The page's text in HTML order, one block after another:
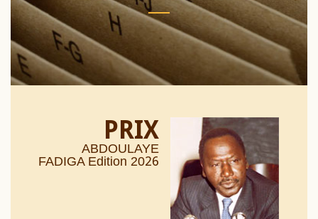
PRIX
ABDOULAYE
FADIGA Edition 2026